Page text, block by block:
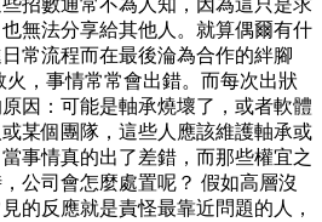
招數通常不為人知，因為這只是求
無法分享給其他人。就算偶爾有什
常流程而在最後淪為合作的絆腳
，事情常常會出錯。而每次出狀
因：可能是軸承燒壞了，或者軟體
某個團隊，這些人應該維護軸承或
事情真的出了差錯，而那些權宜之
公司會怎麼處置呢？ 假如高層沒
的反應就是責怪最靠近問題的人，